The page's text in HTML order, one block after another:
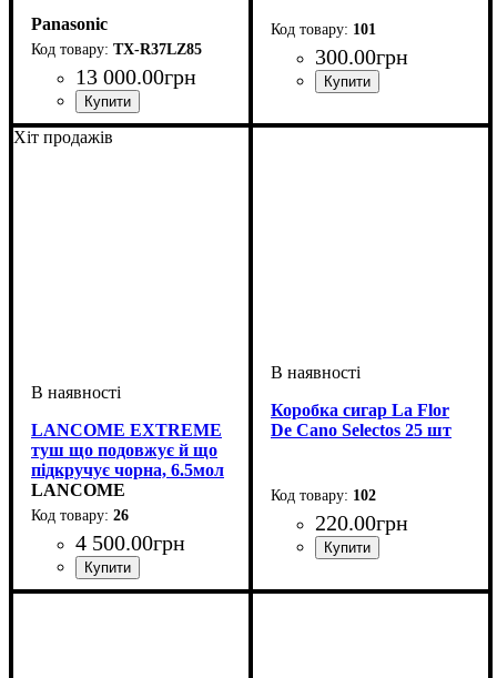
Panasonic
TX-R37LZ85
13 000.00грн
101
300.00грн
Хіт продажів
LANCOME EXTREME
туш що подовжує й що
підкручує чорна, 6.5мол
LANCOME
26
4 500.00грн
Пол: женская
Тип: декоративная
Коробка сигар La Flor
De Cano Selectos 25 шт
102
220.00грн